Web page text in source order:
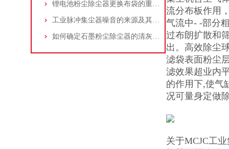
锂电池粉尘除尘器更换布袋的重要性与方法
工业脉冲集尘器噪音的来源及其控制策略
如何确定石墨粉尘除尘器的清灰速度？
流分布板作用
气流中- -部分
过布朗扩散和
出。高效除尘
滤袋表面粉尘
滤效果超业内
的作用下,使气
况可量身定做
关于MCJC工